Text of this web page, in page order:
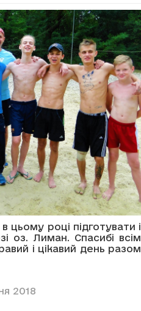
цьому році підготувати і
оз. Лиман. Спасибі всім
і цікавий день разом
2018